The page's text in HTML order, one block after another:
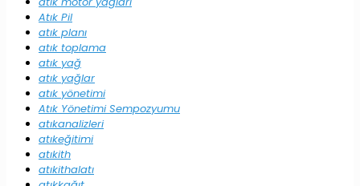
Atık Pil
atık planı
atık toplama
atık yağ
atık yağlar
atık yönetimi
Atık Yönetimi Sempozyumu
atıkanalizleri
atıkeğitimi
atıkith
atıkithalatı